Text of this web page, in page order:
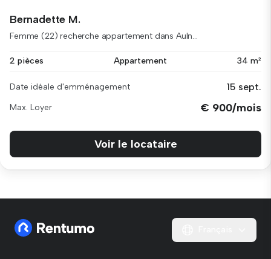
Bernadette M.
Femme (22) recherche appartement dans Auln...
2 pièces Appartement 34 m²
Date idéale d'emménagement 15 sept.
Max. Loyer € 900/mois
Voir le locataire